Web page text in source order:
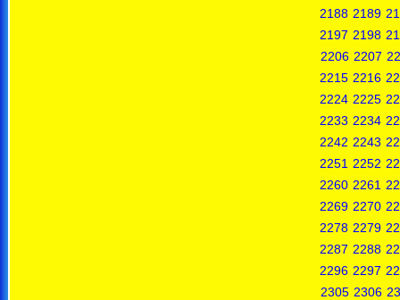
2188 2189
2197 2198
2206 2207
2215 2216
2224 2225
2233 2234
2242 2243
2251 2252
2260 2261
2269 2270
2278 2279
2287 2288
2296 2297
2305 2306